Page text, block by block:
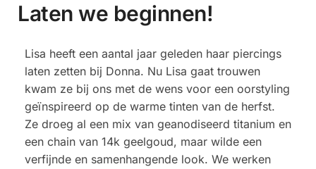
Laten we beginnen!
Lisa heeft een aantal jaar geleden haar piercings
laten zetten bij Donna. Nu Lisa gaat trouwen
kwam ze bij ons met de wens voor een oorstyling
geïnspireerd op de warme tinten van de herfst.
Ze droeg al een mix van geanodiseerd titanium en
een chain van 14k geelgoud, maar wilde een
verfijnde en samenhangende look. We werken